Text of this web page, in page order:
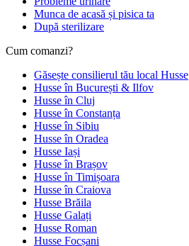
Munca de acasă și pisica ta
După sterilizare
Cum comanzi?
Găsește consilierul tău local Husse
Husse în București & Ilfov
Husse în Cluj
Husse în Constanța
Husse în Sibiu
Husse în Oradea
Husse Iași
Husse în Brașov
Husse în Timișoara
Husse în Craiova
Husse Brăila
Husse Galați
Husse Roman
Husse Focșani